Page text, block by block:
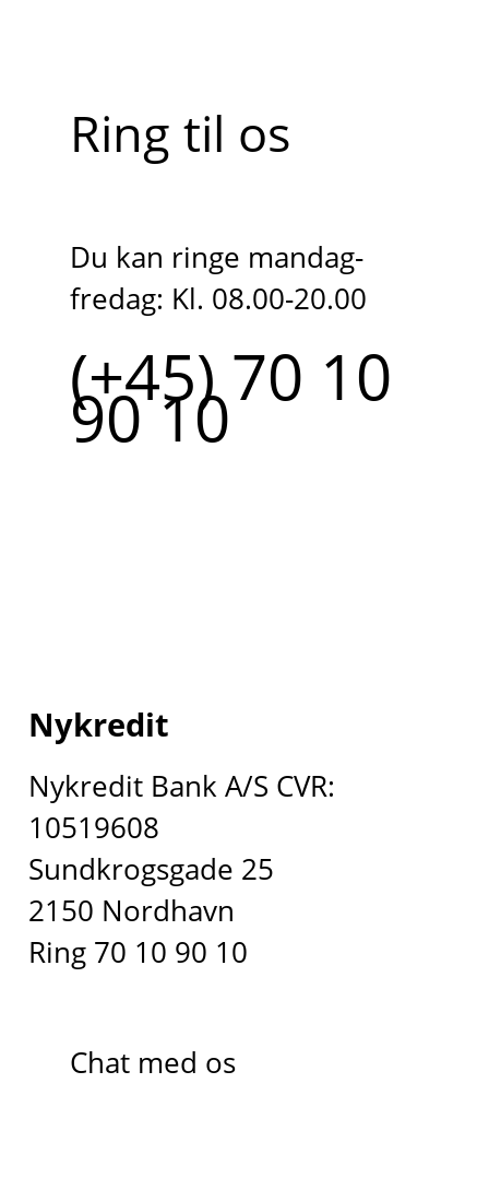
Ring til os
Du kan ringe mandag-
fredag: Kl. 08.00-20.00
(+45) 70 10
90 10
Nykredit
Nykredit Bank A/S CVR:
10519608
Sundkrogsgade 25
2150 Nordhavn
Ring 70 10 90 10
Chat med os